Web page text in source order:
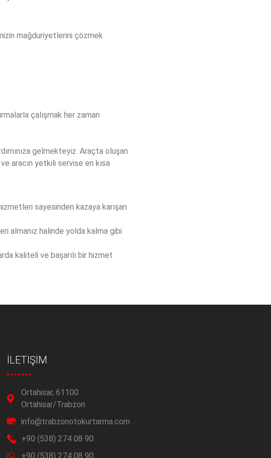
mağduriyetlerini çözmek
çalışmak her zaman
gelmekteyiz. Araçta oluşan
aracın yetkili servise en kısa
sayesinden kazaya karışan
almanız halinde yolda kalma gibi
kaliteli ve başarılı bir hizmet
İLETİŞİM
Ortahisar, 61100
Ortahisar/Trabzon
info@trabzonotokurtarma.com
+90 (538) 274 08 90
+90 (538) 274 08 90